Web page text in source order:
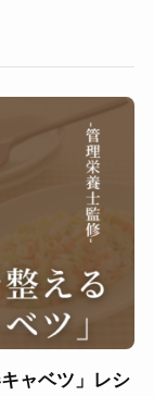
ャベツ」レシ